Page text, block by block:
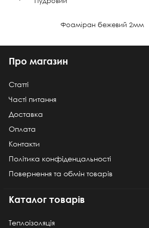
Фоаміран бежевий 2мм
Про магазин
Статті
Часті питання
Доставка
Оплата
Контакти
Політика конфіденцальності
Повернення та обмін товарів
Каталог товарів
Теплоізоляція